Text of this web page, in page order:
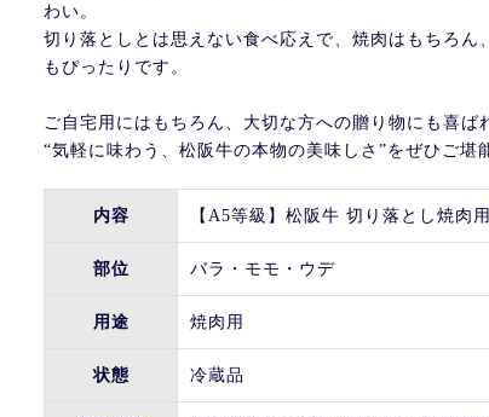
わい。
切り落としとは思えない食べ応えで、焼肉はもちろん
もぴったりです。
ご自宅用にはもちろん、大切な方への贈り物にも喜ば
“気軽に味わう、松阪牛の本物の美味しさ”をぜひご堪
内容 【A5等級】松阪牛 切り落とし焼肉用
部位 バラ・モモ・ウデ
用途 焼肉用
状態 冷蔵品